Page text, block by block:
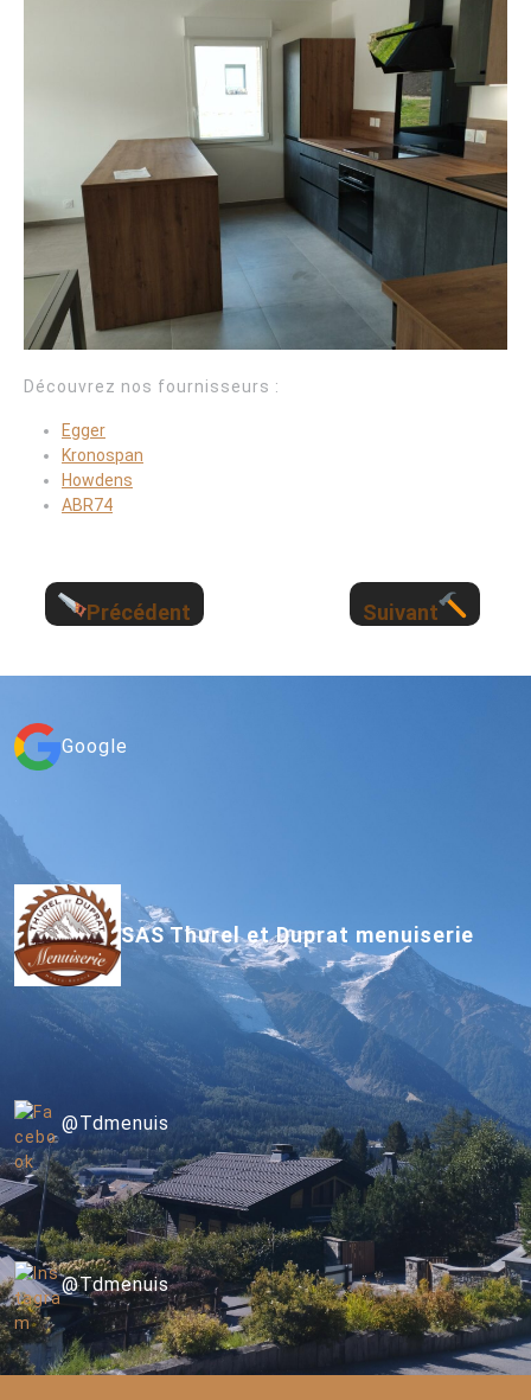
Découvrez nos fournisseurs :
Egger
Kronospan
Howdens
ABR74
Précédent Suivant
Google
SAS Thurel et Duprat menuiserie
@Tdmenuis
@Tdmenuis